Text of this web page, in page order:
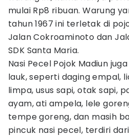
mulai Rp8 ribuan. Warung
tahun 1967 ini terletak di
Jalan Cokroaminoto dan
SDK Santa Maria.
Nasi Pecel Pojok Madiun
lauk, seperti daging empal,
limpa, usus sapi, otak sapi,
ayam, ati ampela, lele
tempe goreng, dan masih
pincuk nasi pecel, terdiri